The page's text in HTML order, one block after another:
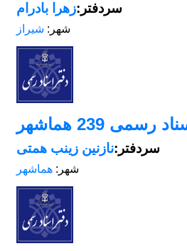
سردفتر:زهرا بادرام
شهر: شیراز
رسمی 239 هماشهر
سردفتر:نازنین زینب همتی
شهر: هماشهر